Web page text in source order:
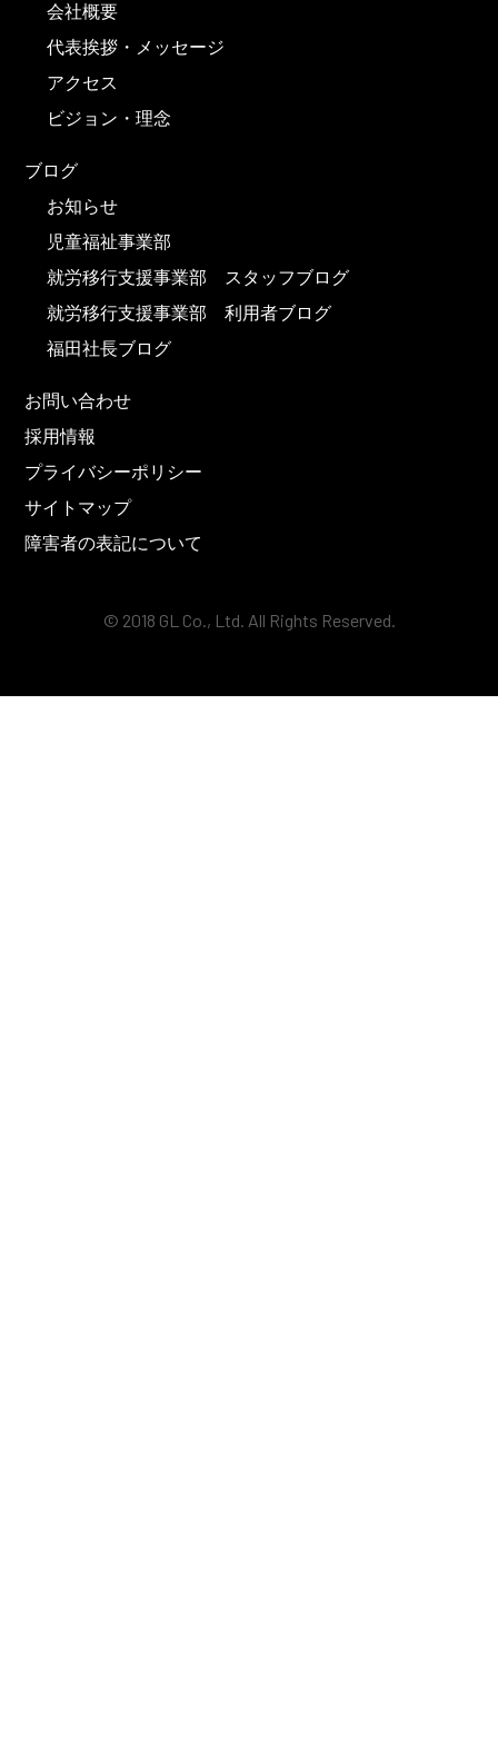
会社概要
代表挨拶・メッセージ
アクセス
ビジョン・理念
ブログ
お知らせ
児童福祉事業部
就労移行支援事業部 スタッフブログ
就労移行支援事業部 利用者ブログ
福田社長ブログ
お問い合わせ
採用情報
プライバシーポリシー
サイトマップ
障害者の表記について
© 2018 GL Co., Ltd. All Rights Reserved.